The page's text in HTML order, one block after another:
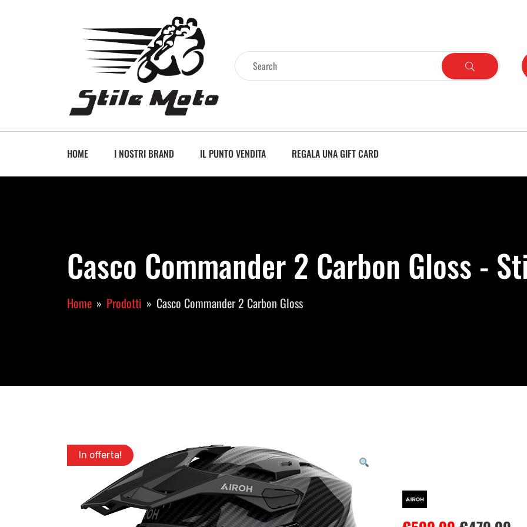
HOME I NOSTRI BRAND IL PUNTO VENDITA REGALA UNA GIFT CARD
Casco Commander 2 Carbon Gloss -
Home Prodotti Casco Commander 2 Carbon Gloss
In offerta!